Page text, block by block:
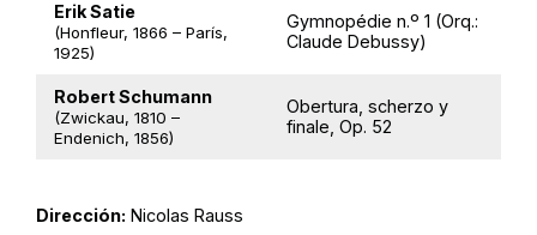
Erik Satie
(Honfleur, 1866 – París,
1925)
Gymnopédie n.º 1 (Orq.:
Claude Debussy)
Robert Schumann
(Zwickau, 1810 –
Endenich, 1856)
Obertura, scherzo y
finale, Op. 52
Dirección: Nicolas Rauss